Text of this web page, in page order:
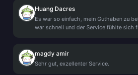
Huang Dacres
Es war so einfach, mein Guthaben zu
war schnell und der Service fühlte sich
magdy amir
Sehr gut, exzellenter Service.